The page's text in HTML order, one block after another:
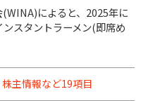
によると、2025年に
スタントラーメン(即席め
株主情報など19項目